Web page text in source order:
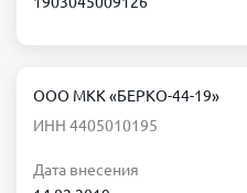
ООО МКК «БЕРКО-44-19»
ИНН 4405010195
Дата внесения